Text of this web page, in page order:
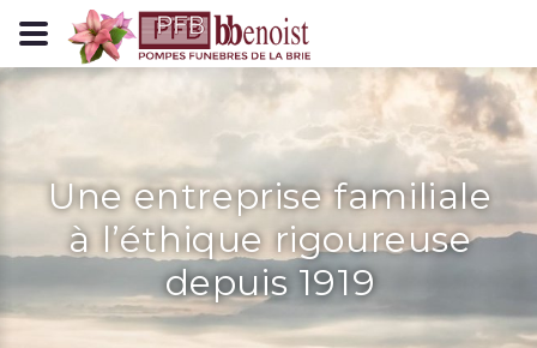
Panneau de gestion des cookies
Une entreprise familiale
à l’éthique rigoureuse
depuis 1919